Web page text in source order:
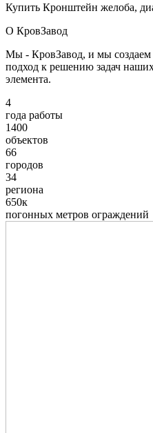
Купить Кронштейн желоба,
О КровЗавод
Мы - КровЗавод, и мы создаем
подход к решению задач
элемента.
4
года работы
1400
объектов
66
городов
34
региона
650к
погонных метров ограждений